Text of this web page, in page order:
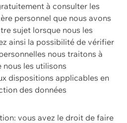
à consulter les
personnel que nous avons
sujet lorsque nous les
ainsi la possibilité de vérifier
nous traitons à
les utilisons
dispositions applicables en
des données
vous avez le droit de faire